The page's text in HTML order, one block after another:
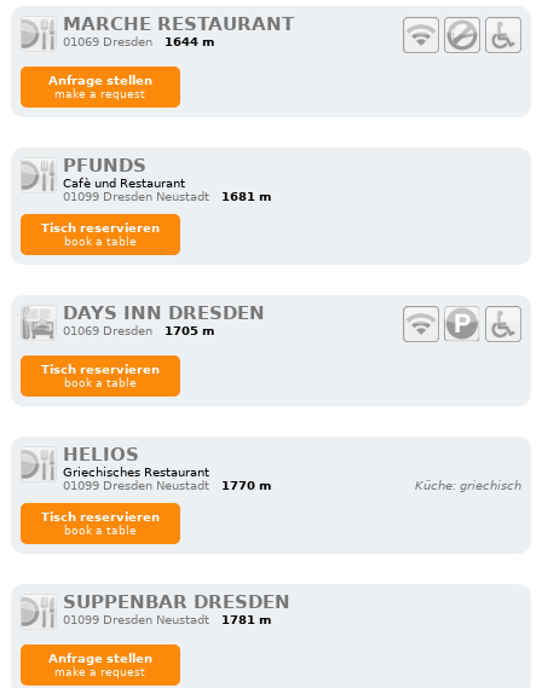
MARCHE RESTAURANT
01069 Dresden 1644 m
Anfrage stellen
make a request
PFUNDS
Cafè und Restaurant
01099 Dresden Neustadt
1681 m
Tisch reservieren
book a table
DAYS INN DRESDEN
01069 Dresden 1705 m
Tisch reservieren
book a table
HELIOS
Griechisches Restaurant
01099 Dresden Neustadt
1770 m Küche: griechisch
Tisch reservieren
book a table
SUPPENBAR DRESDEN
01099 Dresden Neustadt 1781 m
Anfrage stellen
make a request